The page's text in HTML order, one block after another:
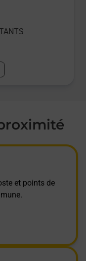
et points de